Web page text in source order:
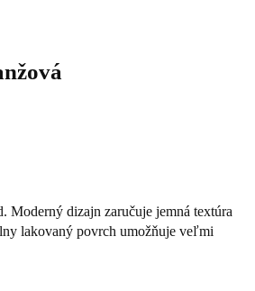
Moderný dizajn zaručuje jemná textúra
lakovaný povrch umožňuje veľmi